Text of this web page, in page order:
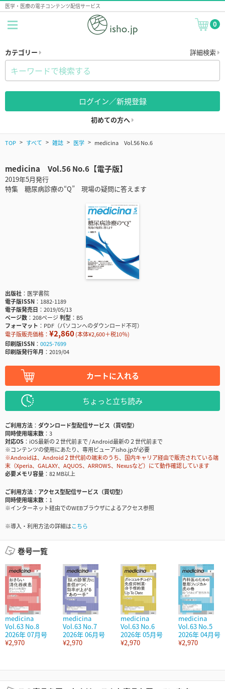
医学・医療の電子コンテンツ配信サービス
0
カテゴリー 詳細検索
ログイン／新規登録
初めての方へ
TOP すべて 雑誌 医学 medicina Vol.56 No.6
medicina Vol.56 No.6【電子版】
2019年5月発行
特集 糖尿病診療の“Q” 現場の疑問に答えます
出版社
医学書院
電子版ISSN
1882-1189
電子版発売日
2019/05/13
ページ数
208ページ判型
B5
フォーマット
PDF（パソコンへのダウンロード不可）
電子版販売価格： ¥2,860(本体¥2,600＋税10％)
印刷版ISSN
0025-7699
印刷版発行年月
2019/04
カートに入れる
ちょっと立ち読み
ご利用方法
ダウンロード型配信サービス（買切型）
同時使用端末数
3
対応OS
iOS最新の２世代前まで / Android最新の２世代前まで
※コンテンツの使用にあたり、専用ビューアisho.jpが必要
※Androidは、Android２世代前の端末のうち、国内キャリア経由で販売されている端
末（Xperia、GALAXY、AQUOS、ARROWS、Nexusなど）にて動作確認しています
必要メモリ容量
82 MB以上
ご利用方法
アクセス型配信サービス（買切型）
同時使用端末数
1
※インターネット経由でのWEBブラウザによるアクセス参照
※導入・利用方法の詳細はこちら
巻号一覧
medicina
Vol.63 No.8
2026年 07月号
¥2,970
medicina
Vol.63 No.7
2026年 06月号
¥2,970
medicina
Vol.63 No.6
2026年 05月号
¥2,970
medicina
Vol.63 No.5
2026年 04月号
¥2,970